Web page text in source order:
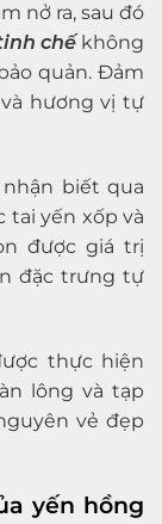
nở ra, sau đó
chế không
quản. Đảm
hương vị tự
biết qua
tai yến xốp và
được giá trị
đặc trưng tự
thực hiện
lông và tạp
vẻ đẹp
yến hồng